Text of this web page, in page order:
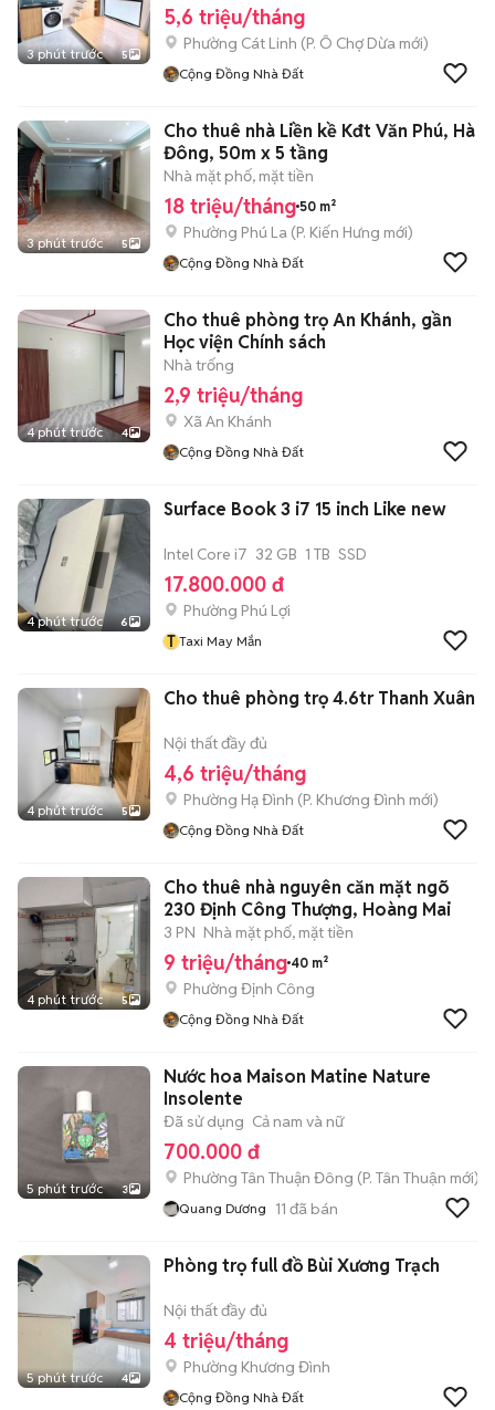
3 phút trước 5
5,6 triệu/tháng
Phường Cát Linh (P. Ô Chợ Dừa mới)
Cộng Đồng Nhà Đất
3 phút trước 5
Cho thuê nhà Liền kề Kđt Văn Phú, Hà
Đông, 50m x 5 tầng
Nhà mặt phố, mặt tiền
18 triệu/tháng 50 m²
Phường Phú La (P. Kiến Hưng mới)
Cộng Đồng Nhà Đất
4 phút trước 4
Cho thuê phòng trọ An Khánh, gần
Học viện Chính sách
Nhà trống
2,9 triệu/tháng
Xã An Khánh
Cộng Đồng Nhà Đất
4 phút trước 6
Surface Book 3 i7 15 inch Like new
Intel Core i7 32 GB 1 TB SSD
17.800.000 đ
Phường Phú Lợi
T Taxi May Mắn
4 phút trước 5
Cho thuê phòng trọ 4.6tr Thanh Xuân
Nội thất đầy đủ
4,6 triệu/tháng
Phường Hạ Đình (P. Khương Đình mới)
Cộng Đồng Nhà Đất
4 phút trước 5
Cho thuê nhà nguyên căn mặt ngõ
230 Định Công Thượng, Hoàng Mai
3 PN Nhà mặt phố, mặt tiền
9 triệu/tháng 40 m²
Phường Định Công
Cộng Đồng Nhà Đất
5 phút trước 3
Nước hoa Maison Matine Nature
Insolente
Đã sử dụng Cả nam và nữ
700.000 đ
Phường Tân Thuận Đông (P. Tân Thuận mới)
Quang Dương 11 đã bán
5 phút trước 4
Phòng trọ full đồ Bùi Xương Trạch
Nội thất đầy đủ
4 triệu/tháng
Phường Khương Đình
Cộng Đồng Nhà Đất